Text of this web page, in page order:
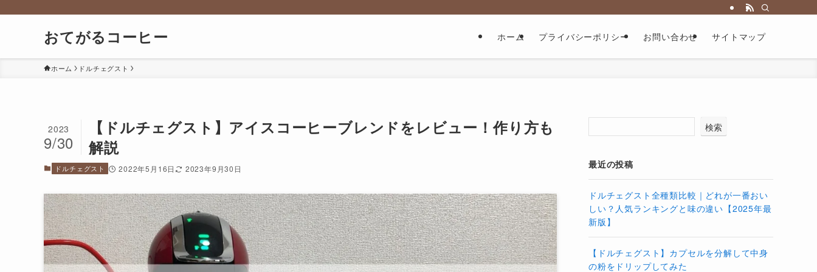
おてがるコーヒー ホーム プライバシーポリシー お問い合わせ サイトマップ
ホーム ドルチェグスト
【ドルチェグスト】アイスコーヒーブレンドをレビュー！作り方も
解説
2023
9/30
ドルチェグスト 2022年5月16日 2023年9月30日
検索
最近の投稿
ドルチェグスト全種類比較｜どれが一番おい
しい？人気ランキングと味の違い【2025年最
新版】
【ドルチェグスト】カプセルを分解して中身
の粉をドリップしてみた